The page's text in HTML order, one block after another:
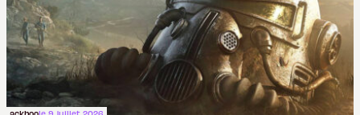
ackboole 9 juillet 2026